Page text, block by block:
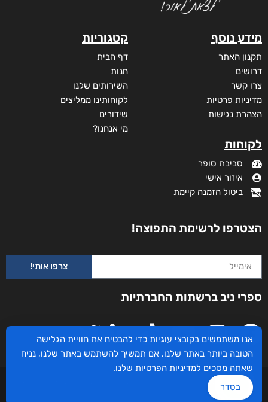
מידע נוסף
תקנון האתר
דרושים
צרו קשר
מדיניות פרטיות
הצהרת נגישות
לקוחות
סביבת סופר
איזור אישי
ביטול הזמנה קיימת
קטגוריות
דף הבית
חנות
השירותים שלנו
לקוחותינו ממליצים
שידורים
מי אנחנו?
הצטרפו לרשימת התפוצה!
צרפו אותי!
ספרי ניב ברשתות החברתיות
עיצוב ובניית האתר: ספרי ניב © כל הזכויות שמורות. בוקסאי טכנולוגיות בע"מ שד אבא
אנו משתמשים בקובצי עוגיות כדי להבטיח את חוויית הגלישה
הטובה ביותר באתר שלנו. אם תמשיך להשתמש באתר שלנו, נניח
שאתה מסכים למדיניות הפרטיות שלנו.
בסדר